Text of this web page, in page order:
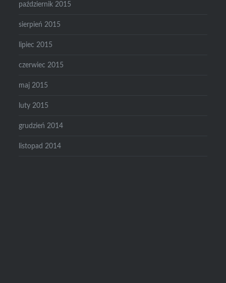
październik 2015
sierpień 2015
lipiec 2015
czerwiec 2015
maj 2015
luty 2015
grudzień 2014
listopad 2014